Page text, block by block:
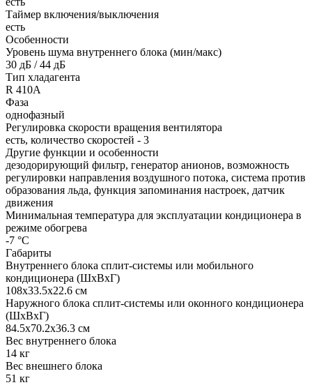
Таймер включения/выключения
есть
Особенности
Уровень шума внутреннего блока (мин/макс)
30 дБ / 44 дБ
Тип хладагента
R 410A
Фаза
однофазный
Регулировка скорости вращения вентилятора
есть, количество скоростей - 3
Другие функции и особенности
дезодорирующий фильтр, генератор анионов, возможность
регулировки направления воздушного потока, система против
образования льда, функция запоминания настроек, датчик
движения
Минимальная температура для эксплуатации кондиционера в
режиме обогрева
-7 °С
Габариты
Внутреннего блока сплит-системы или мобильного
кондиционера (ШxВxГ)
108x33.5x22.6 см
Наружного блока сплит-системы или оконного кондиционера
(ШxВxГ)
84.5x70.2x36.3 см
Вес внутреннего блока
14 кг
Вес внешнего блока
51 кг